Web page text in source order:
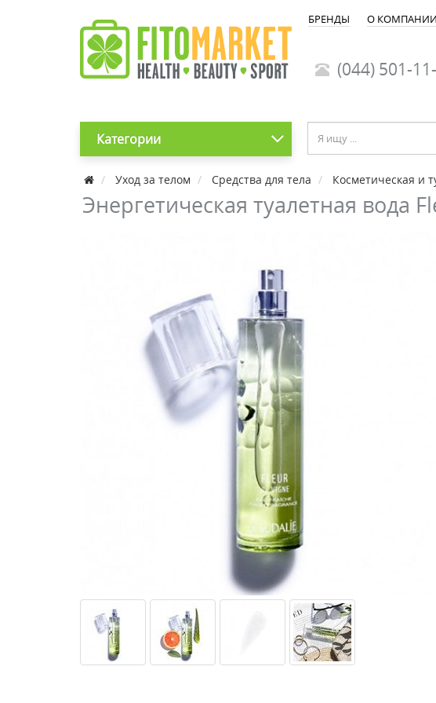
БРЕНДЫ О КОМПАНИИ
(044) 501-
Категории
Уход за телом Средства для тела Косметическая и
Энергетическая туалетная вода